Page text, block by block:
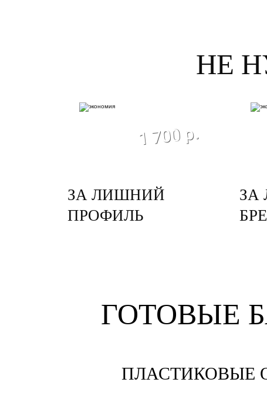
НЕ
1 700 р.
ЗА ЛИШНИЙ
ПРОФИЛЬ
ЗА
ГОТОВЫЕ
ПЛАСТИКОВЫЕ